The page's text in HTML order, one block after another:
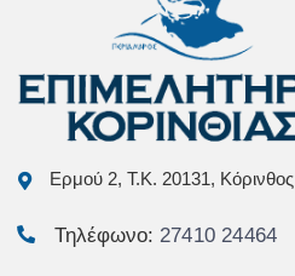
Ερμού 2, Τ.Κ. 20131, Κόρινθος
Τηλέφωνο: 27410 24464